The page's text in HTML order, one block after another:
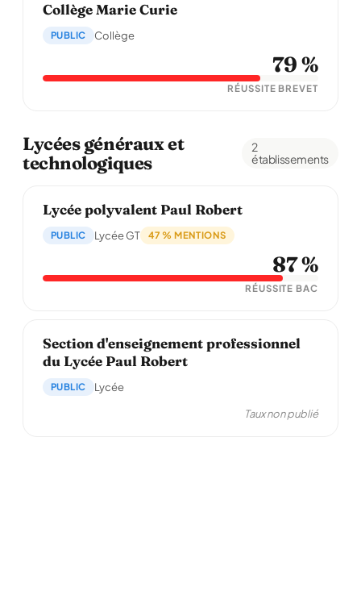
Collège Marie Curie
PUBLIC Collège
79 %
RÉUSSITE BREVET
Lycées généraux et
technologiques
2
établissements
Lycée polyvalent Paul Robert
PUBLIC Lycée GT 47 % MENTIONS
87 %
RÉUSSITE BAC
Section d'enseignement professionnel
du Lycée Paul Robert
PUBLIC Lycée
Taux non publié